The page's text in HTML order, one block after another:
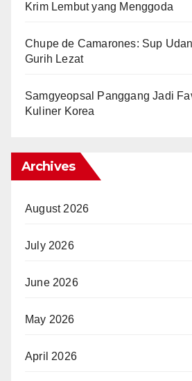
Krim Lembut yang Menggoda
Chupe de Camarones: Sup
Gurih Lezat
Samgyeopsal Panggang Jadi
Kuliner Korea
Archives
August 2026
July 2026
June 2026
May 2026
April 2026